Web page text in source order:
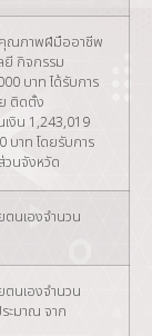
คุณภาพฝีมืออาชีพ
ยี กิจกรรม
บาท ได้รับการ
ติดตั้ง
งิน 1,243,019
บาท โดยรับการ
วนจังหวัด
นเองจำนวน
นเองจำนวน
ะมาณ จาก